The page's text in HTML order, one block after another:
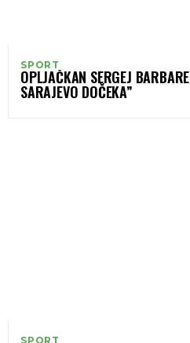
SPORT
OPLJAČKAN SERGEJ
SARAJEVO DOČEKA”
SPORT